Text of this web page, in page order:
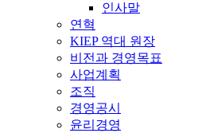
인사말
연혁
KIEP 역대 원장
비전과 경영목표
사업계획
조직
경영공시
윤리경영